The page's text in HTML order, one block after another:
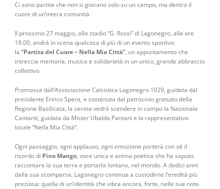
Ci sono partite che non si giocano solo su un campo, ma dentro il
cuore di un’intera comunità.
Il prossimo 27 maggio, allo stadio “G. Rossi” di Lagonegro, alle ore
18.00, andrà in scena qualcosa di più di un evento sportivo:
la “Partita del Cuore – Nella Mia Città”, un appuntamento che
intreccia memoria, musica e solidarietà in un unico, grande abbraccio
collettivo.
Promossa dall’Associazione Calcistica Lagonegro 1929, guidata dal
presidente Enrico Spera, e sostenuta dal patrocinio gratuito della
Regione Basilicata, la serata vedrà scendere in campo la Nazionale
Cantanti, guidata da Mister Ubaldo Pantani e la rappresentativa
locale “Nella Mia Città”.
Ogni passaggio, ogni applauso, ogni emozione porterà con sé il
ricordo di Pino Mango, voce unica e anima poetica che ha saputo
raccontare la sua terra e portarla lontano, nel mondo. A dodici anni
dalla sua scomparsa, Lagonegro continua a custodirne l’eredità più
preziosa: quella di un’identità che vibra ancora, forte, nelle sue note.